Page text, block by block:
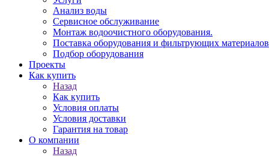
Анализ воды
Сервисное обслуживание
Монтаж водоочистного оборудования.
Поставка оборудования и фильтрующих материалов
Подбор оборудования
Проекты
Как купить
Назад
Как купить
Условия оплаты
Условия доставки
Гарантия на товар
О компании
Назад